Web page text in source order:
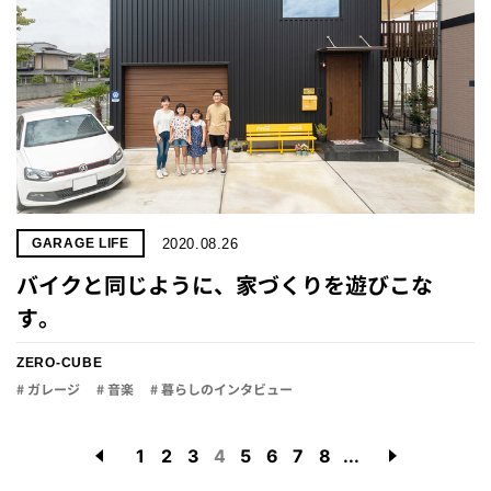
GARAGE LIFE 2020.08.26
バイクと同じように、家づくりを遊びこな
す。
ZERO-CUBE
# ガレージ # 音楽 # 暮らしのインタビュー
1 2 3 4 5 6 7 8 ...